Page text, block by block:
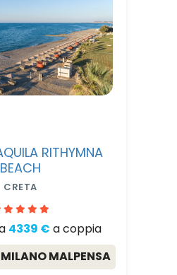
RITHYMNA
BEACH
CRETA
4339 € a coppia
MILANO MALPENSA